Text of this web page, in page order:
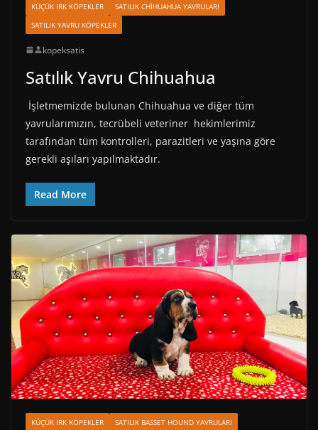
KÜÇÜK IRK KÖPEKLER
SATILIK CHIHUAHUA YAVRULARI
SATILIK YAVRU KÖPEKLER
kopeksatis
Satılık Yavru Chihuahua
İşletmemizde bulunan Chihuahua ve diğer tüm
yavrularımızın, tecrübeli veteriner hekimlerimiz
tarafından tüm kontrolleri, parazitleri ve yaşına göre
gerekli aşıları yapılmaktadır.
Read More
KÜÇÜK IRK KÖPEKLER
SATILIK BASSET HOUND YAVRULARI